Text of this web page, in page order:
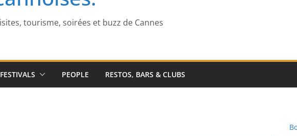
tourisme, soirées et buzz de Cannes
PEOPLE RESTOS, BARS & CLUBS